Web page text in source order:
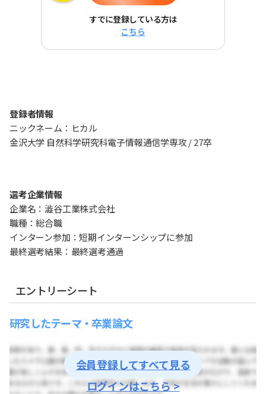
すでに登録している方は
こちら
登録者情報
ニックネーム：ヒカル
金沢大学 自然科学研究科電子情報通信学専攻 / 27卒
選考企業情報
企業名：澁谷工業株式会社
職種：総合職
インターン参加：短期インターンシップに参加
最終選考結果：最終選考通過
エントリーシート
研究したテーマ・卒業論文
会員登録してすべて見る
ログインはこちら >